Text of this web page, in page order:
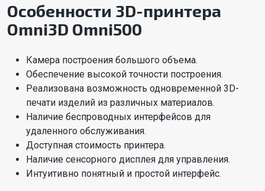
Особенности 3D-принтера
Omni3D Omni500
Камера построения большого объема.
Обеспечение высокой точности построения.
Реализована возможность одновременной 3D-
печати изделий из различных материалов.
Наличие беспроводных интерфейсов для
удаленного обслуживания.
Доступная стоимость принтера.
Наличие сенсорного дисплея для управления.
Интуитивно понятный и простой интерфейс.